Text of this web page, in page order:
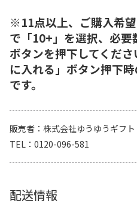
※11点以上、ご購入希
で「10+」を選択、必要
ボタンを押下してくだ
に入れる」ボタン押下
です。
販売者
株式会社ゆうゆうギフト
TEL
0120-096-581
配送情報